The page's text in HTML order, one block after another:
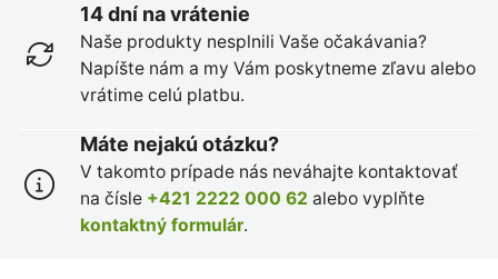
14 dní na vrátenie
Naše produkty nesplnili Vaše očakávania?
Napíšte nám a my Vám poskytneme zľavu alebo
vrátime celú platbu.
Máte nejakú otázku?
V takomto prípade nás neváhajte kontaktovať
na čísle +421 2222 000 62 alebo vyplňte
kontaktný formulár.